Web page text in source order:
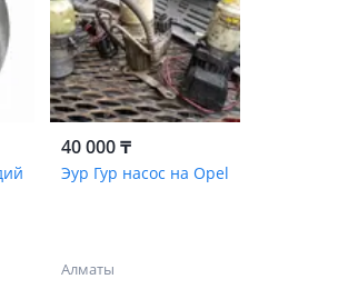
40 000 ₸
Эур Гур насос на Opel
Алматы